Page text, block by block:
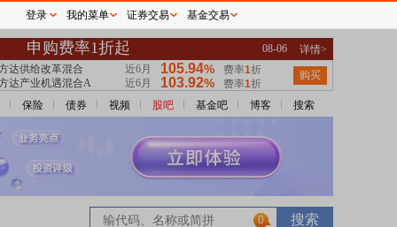
保险 债券 视频 股吧 基金吧 博客 搜索
0
登录 我的菜单 证券交易 基金交易